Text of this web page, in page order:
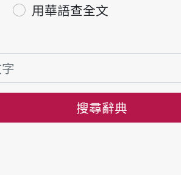
用華語查全文
搜尋辭典